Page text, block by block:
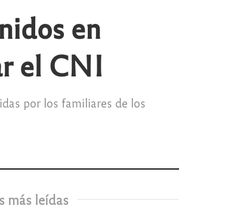
en
el CNI
por los familiares de los
más leídas